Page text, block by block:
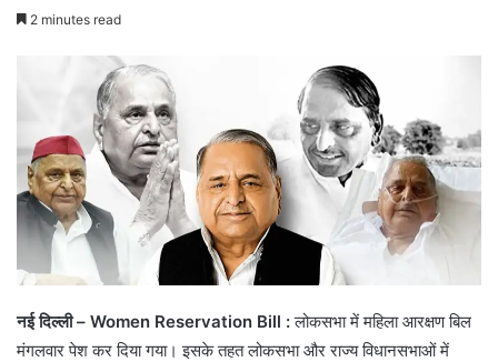
2 minutes read
नई द‍िल्‍ली – Women Reservation Bill :लोकसभा में महिला आरक्षण बिल
मंगलवार पेश कर दिया गया। इसके तहत लोकसभा और राज्य विधानसभाओं में